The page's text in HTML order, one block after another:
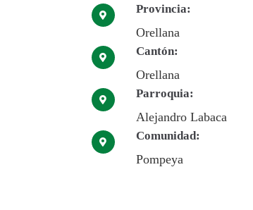
Provincia:
Orellana
Cantón:
Orellana
Parroquia:
Alejandro Labaca
Comunidad:
Pompeya